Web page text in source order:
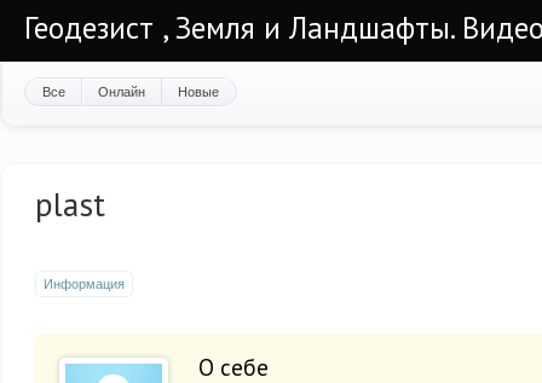
Геодезист , Земля и Ландшафты.
Все Онлайн Новые
plast
Информация
О себе